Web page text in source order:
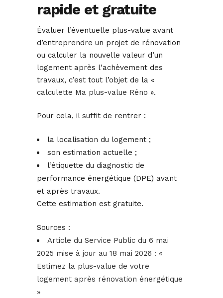
rapide et gratuite
Évaluer l’éventuelle plus-value avant
d’entreprendre un projet de rénovation
ou calculer la nouvelle valeur d’un
logement après l’achèvement des
travaux, c’est tout l’objet de la «
calculette Ma plus-value Réno ».
Pour cela, il suffit de rentrer :
la localisation du logement ;
son estimation actuelle ;
l’étiquette du diagnostic de
performance énergétique (DPE) avant
et après travaux.
Cette estimation est gratuite.
Sources :
Article du Service Public du 6 mai
2025 mise à jour au 18 mai 2026 : «
Estimez la plus-value de votre
logement après rénovation énergétique
»